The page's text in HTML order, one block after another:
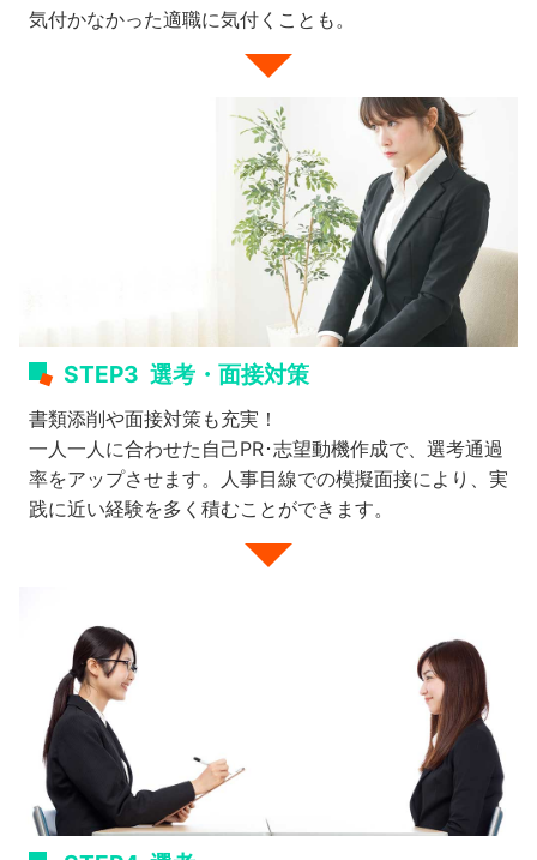
気付かなかった適職に気付くことも。
STEP3 選考・面接対策
書類添削や面接対策も充実！
一人一人に合わせた自己PR･志望動機作成で、選考通過
率をアップさせます。人事目線での模擬面接により、実
践に近い経験を多く積むことができます。